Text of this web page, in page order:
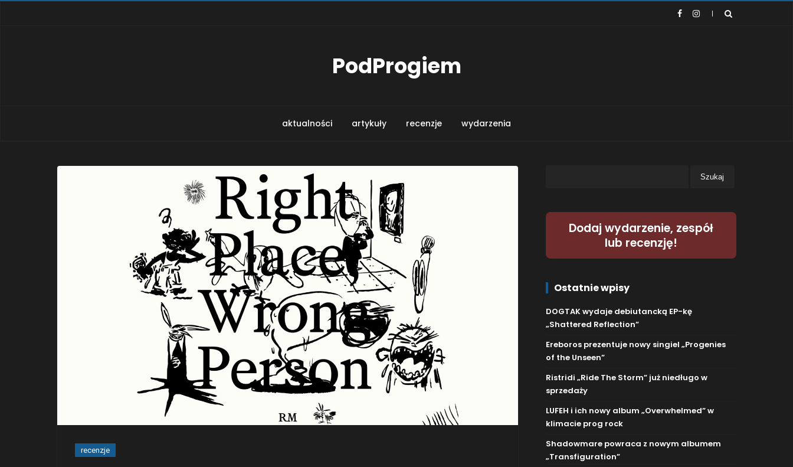
PodProgiem
aktualności artykuły recenzje wydarzenia
recenzje
Dodaj wydarzenie, zespół
lub recenzję!
Ostatnie wpisy
DOGTAK wydaje debiutancką EP-kę
„Shattered Reflection”
Ereboros prezentuje nowy singiel „Progenies
of the Unseen”
Ristridi „Ride The Storm” już niedługo w
sprzedaży
LUFEH i ich nowy album „Overwhelmed” w
klimacie prog rock
Shadowmare powraca z nowym albumem
„Transfiguration”